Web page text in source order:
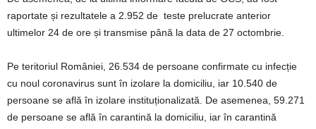
raportate și rezultatele a 2.952 de teste prelucrate anterior
ultimelor 24 de ore și transmise până la data de 27 octombrie.
Pe teritoriul României, 26.534 de persoane confirmate cu infecție
cu noul coronavirus sunt în izolare la domiciliu, iar 10.540 de
persoane se află în izolare instituționalizată. De asemenea, 59.271
de persoane se află în carantină la domiciliu, iar în carantină